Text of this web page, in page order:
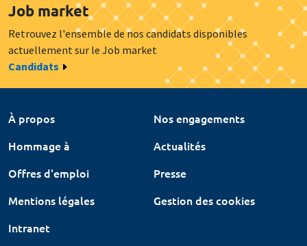
Job market
Retrouvez l'ensemble de nos candidats disponibles
actuellement sur le Job market
Candidats
À propos
Nos engagements
Hommage à
Actualités
Offres d'emploi
Presse
Mentions légales
Gestion des cookies
Intranet